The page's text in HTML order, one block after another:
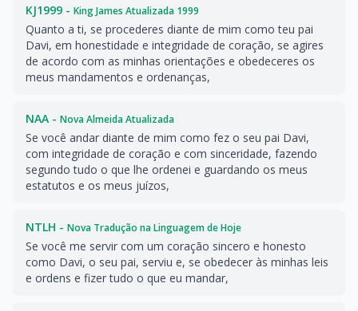
KJ1999 - King James Atualizada 1999
Quanto a ti, se procederes diante de mim como teu pai
Davi, em honestidade e integridade de coração, se agires
de acordo com as minhas orientações e obedeceres os
meus mandamentos e ordenanças,
NAA - Nova Almeida Atualizada
Se você andar diante de mim como fez o seu pai Davi,
com integridade de coração e com sinceridade, fazendo
segundo tudo o que lhe ordenei e guardando os meus
estatutos e os meus juízos,
NTLH - Nova Tradução na Linguagem de Hoje
Se você me servir com um coração sincero e honesto
como Davi, o seu pai, serviu e, se obedecer às minhas leis
e ordens e fizer tudo o que eu mandar,